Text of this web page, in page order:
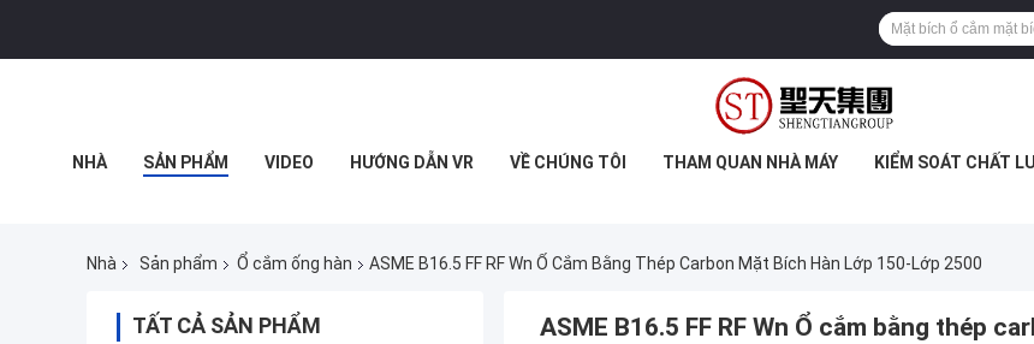
NHÀ SẢN PHẨM VIDEO HƯỚNG DẪN VR VỀ CHÚNG TÔI THAM QUAN NHÀ MÁY KIỂM SOÁT CHẤT
Nhà Sản phẩm Ổ cắm ống hàn ASME B16.5 FF RF Wn Ổ Cắm Bằng Thép Carbon Mặt Bích Hàn Lớp 150-Lớp 2500
TẤT CẢ SẢN PHẨM ASME B16.5 FF RF Wn Ổ cắm bằng thép